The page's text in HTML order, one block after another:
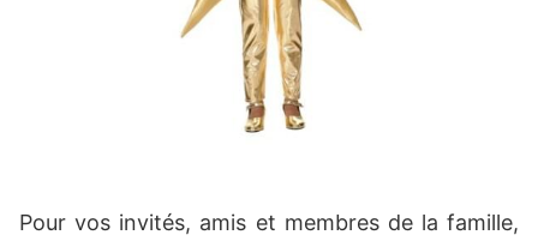
Pour vos invités, amis et membres de la famille,